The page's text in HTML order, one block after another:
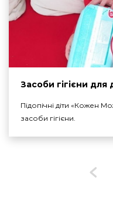
Засоби гігієни для
Підопічні діти «Кожен
засоби гігієни.